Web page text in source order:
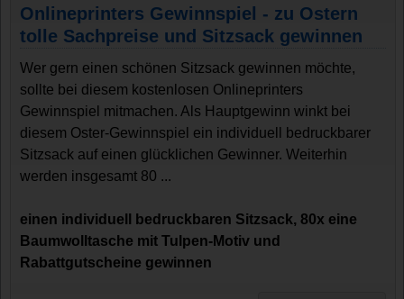
Onlineprinters Gewinnspiel - zu Ostern
tolle Sachpreise und Sitzsack gewinnen
Wer gern einen schönen Sitzsack gewinnen möchte,
sollte bei diesem kostenlosen Onlineprinters
Gewinnspiel mitmachen. Als Hauptgewinn winkt bei
diesem Oster-Gewinnspiel ein individuell bedruckbarer
Sitzsack auf einen glücklichen Gewinner. Weiterhin
werden insgesamt 80 ...
einen individuell bedruckbaren Sitzsack, 80x eine
Baumwolltasche mit Tulpen-Motiv und
Rabattgutscheine gewinnen